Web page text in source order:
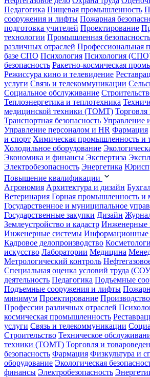
Педагогика Пищевая промышленность
сооружения и лифты Пожарная
подготовка учителей Проектирование
технологии Промышленная безопасность
различных отраслей Профессиональная
базе СПО Психология Психология
безопасность Ракетно-космическая
Режиссура кино и телевидение
услуги Связь и телекоммуникации
Социальное обслуживание
Теплоэнергетика и теплотехника
медицинской техники (ТОМТ) Торговля
Транспортная безопасность Управление
Управление персоналом и HR Фармация
и спорт Химическая промышленность и
Холодильное оборудование
Экономика и финансы Экспертиза
Электробезопасность Энергетика
Повышение квалификации
Агрономия Архитектура и дизайн
Ветеринария Горная промышленность и
Государственное и муниципальное
Государственные закупки Дизайн
Землеустройство и кадастр Инженерные
Инженерные системы Информационные
Кадровое делопроизводство
искусство Лаборатории Медицина
Метрологический контроль
Специальная оценка условий труда
деятельность Педагогика Подъемные
Подъемные сооружения и лифты
минимум Проектирование
Профессии различных отраслей
космическая промышленность
услуги Связь и телекоммуникации
Строительство Техническое
техники (ТОМТ) Торговля и
безопасность Фармация Физкультура и
оборудование Экологическая
финансы Электробезопасность